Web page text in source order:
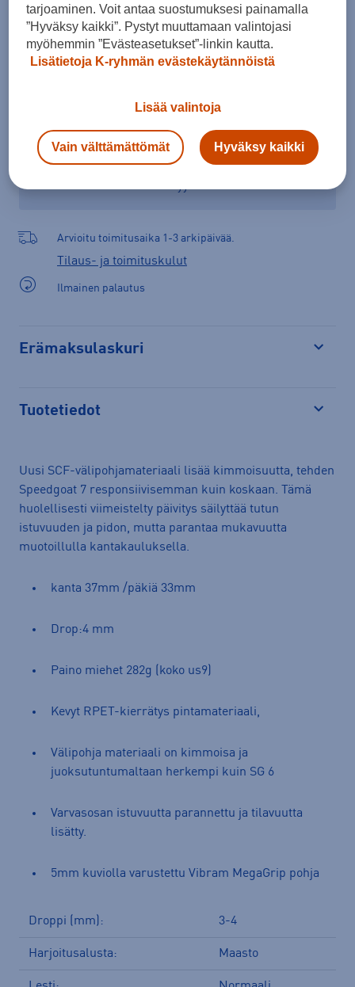
Lisää ostoskoriin
Tarkista saatavuus ja tilaa myymälästä
Verkkokauppa: SaatavillaMyymälät: Saatavilla
Arvioitu toimitusaika 1-3 arkipäivää.
Tilaus- ja toimituskulut
Ilmainen palautus
Erämaksulaskuri
Tuotetiedot
Uusi SCF-välipohjamateriaali lisää kimmoisuutta, tehden
Speedgoat 7 responsiivisemman kuin koskaan. Tämä
huolellisesti viimeistelty päivitys säilyttää tutun
istuvuuden ja pidon, mutta parantaa mukavuutta
muotoillulla kantakauluksella.
kanta 37mm /päkiä 33mm
Drop:4 mm
Paino miehet 282g (koko us9)
Kevyt RPET-kierrätys pintamateriaali,
Välipohja materiaali on kimmoisa ja
juoksutuntumaltaan herkempi kuin SG 6
Varvasosan istuvuutta parannettu ja tilavuutta
lisätty.
5mm kuviolla varustettu Vibram MegaGrip pohja
Droppi (mm): 3-4
Harjoitusalusta: Maasto
tarjoaminen. Voit antaa suostumuksesi painamalla
”Hyväksy kaikki”. Pystyt muuttamaan valintojasi
myöhemmin ”Evästeasetukset”-linkin kautta.
Lisätietoja K-ryhmän evästekäytännöistä
Lisää valintoja
Vain välttämättömät Hyväksy kaikki